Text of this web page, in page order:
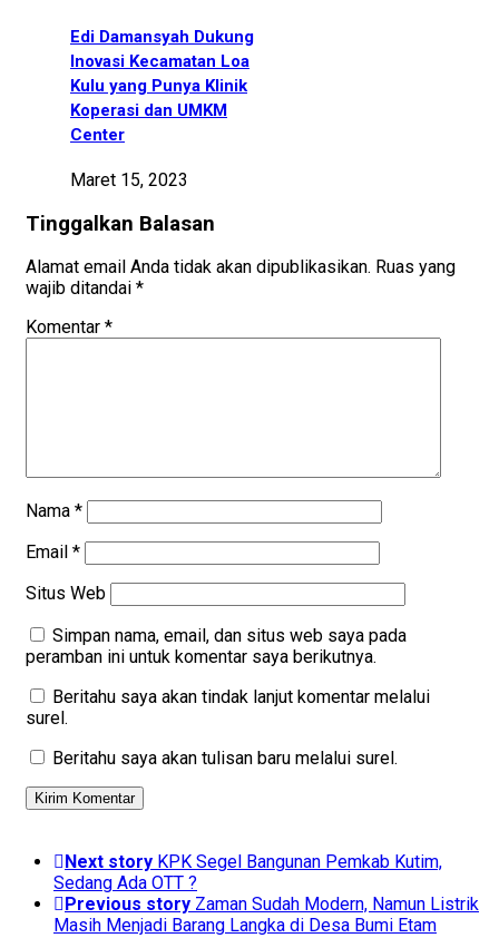
Edi Damansyah Dukung
Inovasi Kecamatan Loa
Kulu yang Punya Klinik
Koperasi dan UMKM
Center
Maret 15, 2023
Tinggalkan Balasan
Alamat email Anda tidak akan dipublikasikan. Ruas yang
wajib ditandai *
Komentar *
Nama *
Email *
Situs Web
Simpan nama, email, dan situs web saya pada
peramban ini untuk komentar saya berikutnya.
Beritahu saya akan tindak lanjut komentar melalui
surel.
Beritahu saya akan tulisan baru melalui surel.
Next story KPK Segel Bangunan Pemkab Kutim,
Sedang Ada OTT ?
Previous story Zaman Sudah Modern, Namun Listrik
Masih Menjadi Barang Langka di Desa Bumi Etam